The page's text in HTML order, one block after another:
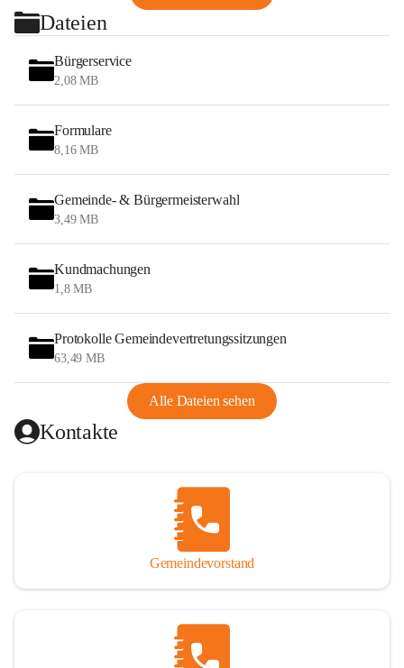
Dateien
Bürgerservice
2,08 MB
Formulare
8,16 MB
Gemeinde- & Bürgermeisterwahl
3,49 MB
Kundmachungen
1,8 MB
Protokolle Gemeindevertretungssitzungen
63,49 MB
Alle Dateien sehen
Kontakte
Gemeindevorstand